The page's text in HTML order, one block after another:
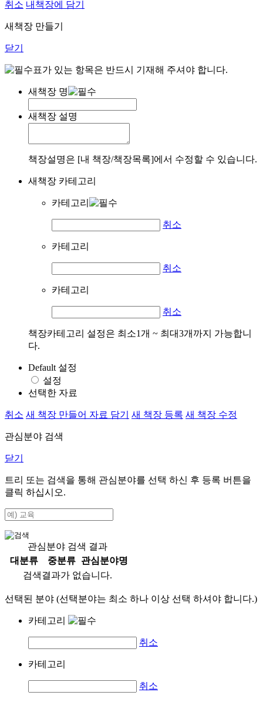
취소 내책장에 담기
새책장 만들기
닫기
표가 있는 항목은 반드시 기재해 주셔야 합니다.
새책장 명
새책장 설명
책장설명은 [내 책장/책장목록]에서 수정할 수 있습니다.
새책장 카테고리
카테고리
취소
카테고리
취소
카테고리
취소
책장카테고리 설정은 최소1개 ~ 최대3개까지 가능합니
다.
Default 설정
설정
선택한 자료
취소 새 책장 만들어 자료 담기 새 책장 등록 새 책장 수정
관심분야 검색
닫기
트리 또는 검색을 통해 관심분야를 선택 하신 후 등록 버튼을
클릭 하십시오.
관심분야 검색 결과
대분류
중분류
관심분야명
검색결과가 없습니다.
선택된 분야 (선택분야는 최소 하나 이상 선택 하셔야 합니다.)
카테고리
취소
카테고리
취소